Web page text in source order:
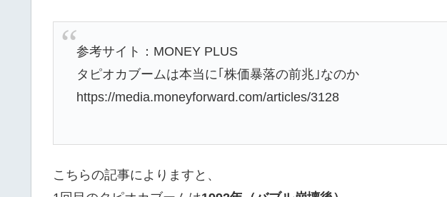
参考サイト：MONEY PLUS
タピオカブームは本当に｢株価暴落の前兆｣なのか
https://media.moneyforward.com/articles/3128
こちらの記事によりますと、